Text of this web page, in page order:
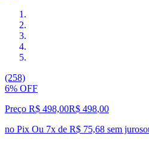
(258)
6% OFF
Preço R$ 498,00R$ 498,00
no Pix Ou 7x de R$ 75,68 sem juros